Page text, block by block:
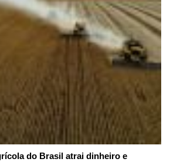
do Brasil atrai dinheiro e